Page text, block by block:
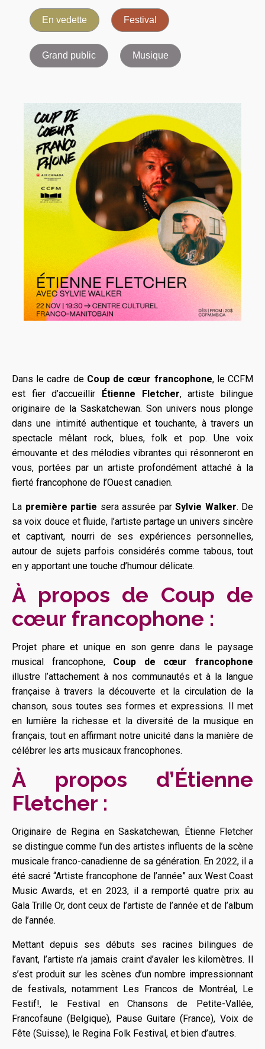
En vedette Festival
Grand public Musique
Dans le cadre de Coup de cœur francophone, le CCFM
est fier d’accueillir Étienne Fletcher, artiste bilingue
originaire de la Saskatchewan. Son univers nous plonge
dans une intimité authentique et touchante, à travers un
spectacle mêlant rock, blues, folk et pop. Une voix
émouvante et des mélodies vibrantes qui résonneront en
vous, portées par un artiste profondément attaché à la
fierté francophone de l’Ouest canadien.
La première partie sera assurée par Sylvie Walker. De
sa voix douce et fluide, l’artiste partage un univers sincère
et captivant, nourri de ses expériences personnelles,
autour de sujets parfois considérés comme tabous, tout
en y apportant une touche d’humour délicate.
À propos de Coup de
cœur francophone :
Projet phare et unique en son genre dans le paysage
musical francophone, Coup de cœur francophone
illustre l’attachement à nos communautés et à la langue
française à travers la découverte et la circulation de la
chanson, sous toutes ses formes et expressions. Il met
en lumière la richesse et la diversité de la musique en
français, tout en affirmant notre unicité dans la manière de
célébrer les arts musicaux francophones.
À propos d’Étienne
Fletcher :
Originaire de Regina en Saskatchewan, Étienne Fletcher
se distingue comme l’un des artistes influents de la scène
musicale franco-canadienne de sa génération. En 2022, il a
été sacré “Artiste francophone de l’année” aux West Coast
Music Awards, et en 2023, il a remporté quatre prix au
Gala Trille Or, dont ceux de l’artiste de l’année et de l’album
de l’année.
Mettant depuis ses débuts ses racines bilingues de
l’avant, l’artiste n’a jamais craint d’avaler les kilomètres. Il
s’est produit sur les scènes d’un nombre impressionnant
de festivals, notamment Les Francos de Montréal, Le
Festif!, le Festival en Chansons de Petite-Vallée,
Francofaune (Belgique), Pause Guitare (France), Voix de
Fête (Suisse), le Regina Folk Festival, et bien d’autres.